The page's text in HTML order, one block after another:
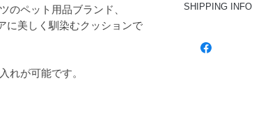
のペット用品ブランド、
に美しく馴染むクッションで
れが可能です。
Mサイズ 幅
カバー：ポリエステ
SHIPPING INFO
・ギフトラッピング